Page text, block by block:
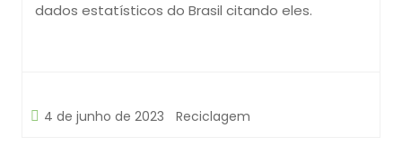
dados estatísticos do Brasil citando eles.
4 de junho de 2023 Reciclagem